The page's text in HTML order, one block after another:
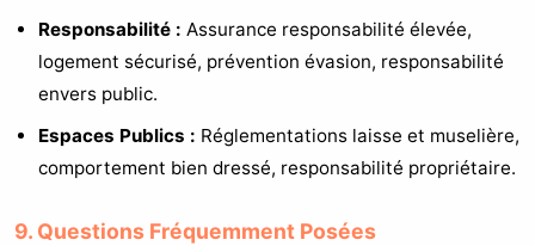
Responsabilité : Assurance responsabilité élevée,
logement sécurisé, prévention évasion, responsabilité
envers public.
Espaces Publics : Réglementations laisse et muselière,
comportement bien dressé, responsabilité propriétaire.
9. Questions Fréquemment Posées